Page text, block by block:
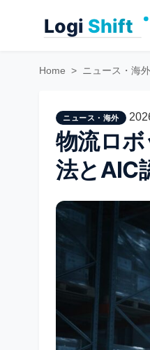
Home > ニュース・海外
ニュース・海外
物流ロ
法とAIC